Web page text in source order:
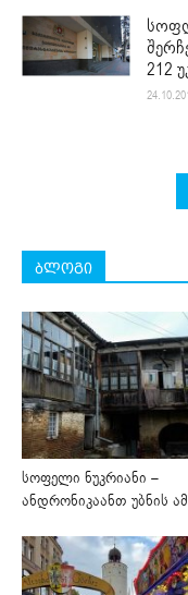
212
ბლოგი
სოფელი ნუკრიანი –
ანდრონიკაანთ უბნის